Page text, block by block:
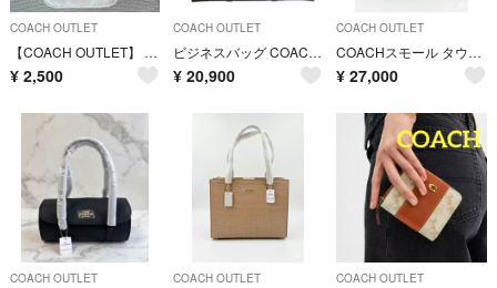
COACH OUTLET
【COACH OUTLET】 ショルダーバッグ
¥ 2,500
COACH OUTLET
ビジネスバッグ COACH コーチ グラハムジップ ブリーフケース ブラック
¥ 20,900
COACH OUTLET
COACHスモール タウン バケット バッグ
¥ 27,000
COACH OUTLET COACH OUTLET COACH OUTLET